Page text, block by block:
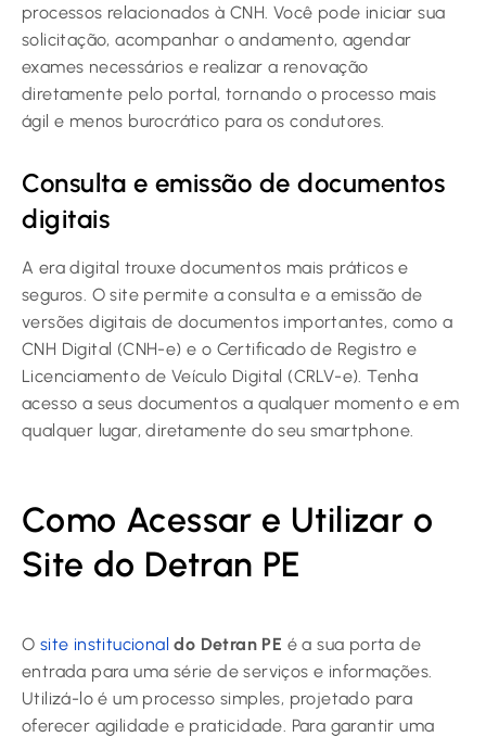
processos relacionados à CNH. Você pode iniciar sua
solicitação, acompanhar o andamento, agendar
exames necessários e realizar a renovação
diretamente pelo portal, tornando o processo mais
ágil e menos burocrático para os condutores.
Consulta e emissão de documentos
digitais
A era digital trouxe documentos mais práticos e
seguros. O site permite a consulta e a emissão de
versões digitais de documentos importantes, como a
CNH Digital (CNH-e) e o Certificado de Registro e
Licenciamento de Veículo Digital (CRLV-e). Tenha
acesso a seus documentos a qualquer momento e em
qualquer lugar, diretamente do seu smartphone.
Como Acessar e Utilizar o
Site do Detran PE
O site institucional do Detran PE é a sua porta de
entrada para uma série de serviços e informações.
Utilizá-lo é um processo simples, projetado para
oferecer agilidade e praticidade. Para garantir uma